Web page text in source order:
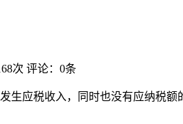
次 评论：0条
生应税收入，同时也没有应纳税